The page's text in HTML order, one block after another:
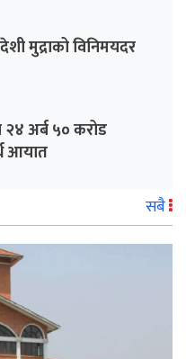
मुद्राको विनिमयदर
२४ अर्ब ५० करोड
आयात
सबै